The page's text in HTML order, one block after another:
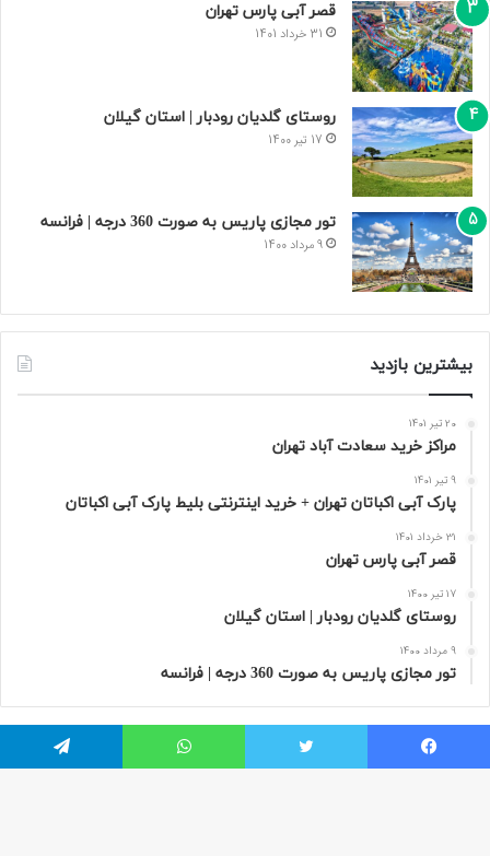
قصر آبی پارس تهران
31 خرداد 1401
روستای گلدیان رودبار | استان گیلان
17 تیر 1400
تور مجازی پاریس به صورت 360 درجه | فرانسه
9 مرداد 1400
بیشترین بازدید
20 تیر 1401
مراکز خرید سعادت‌ آباد تهران
9 تیر 1401
پارک آبی اکباتان تهران + خرید اینترنتی بلیط پارک آبی اکباتان
31 خرداد 1401
قصر آبی پارس تهران
17 تیر 1400
روستای گلدیان رودبار | استان گیلان
9 مرداد 1400
تور مجازی پاریس به صورت 360 درجه | فرانسه
فیسبوک توییتر واتس آپ تلگرام